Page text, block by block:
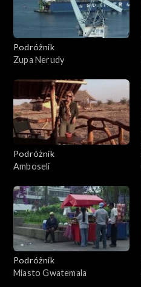
Podróżnik
Zupa Nerudy
Podróżnik
Amboseli
Podróżnik
Miasto Gwatemala